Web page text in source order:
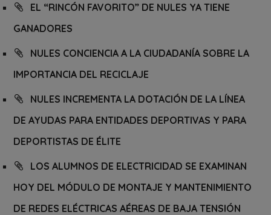
EL “RINCÓN FAVORITO” DE NULES YA TIENE
GANADORES
NULES CONCIENCIA A LA CIUDADANÍA SOBRE LA
IMPORTANCIA DEL RECICLAJE
NULES INCREMENTA LA DOTACIÓN DE LA LÍNEA
DE AYUDAS PARA ENTIDADES DEPORTIVAS Y PARA
DEPORTISTAS DE ÉLITE
LOS ALUMNOS DE ELECTRICIDAD SE EXAMINAN
HOY DEL MÓDULO DE MONTAJE Y MANTENIMIENTO
DE REDES ELÉCTRICAS AÉREAS DE BAJA TENSIÓN